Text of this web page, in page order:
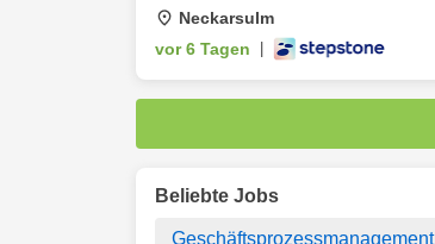
Neckarsulm
vor 6 Tagen
Beliebte Jobs
Geschäftsprozessmanagement